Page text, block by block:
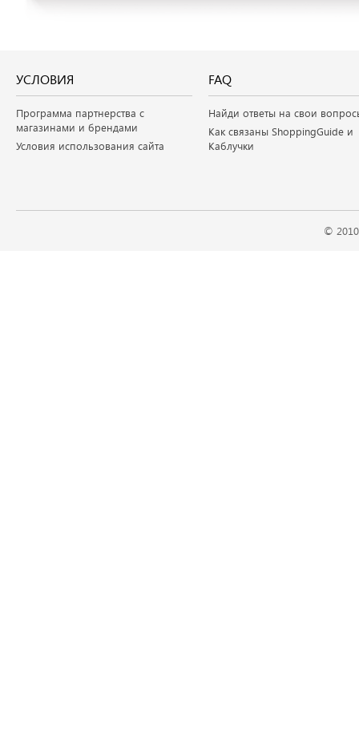
УСЛОВИЯ
Программа партнерства с
магазинами и брендами
Условия использования сайта
FAQ
Найди ответы на свои
Как связаны ShoppingGuide и
Каблучки
©